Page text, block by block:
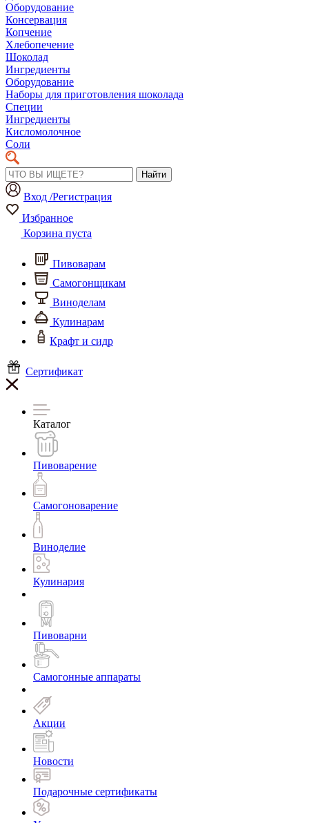
Оборудование
Консервация
Копчение
Хлебопечение
Шоколад
Ингредиенты
Оборудование
Наборы для приготовления шоколада
Специи
Ингредиенты
Кисломолочное
Соли
Найти
Вход /Регистрация
Избранное
Корзина пуста
Пивоварам
Самогонщикам
Виноделам
Кулинарам
Крафт и сидр
Сертификат
Каталог
Пивоварение
Самогоноварение
Виноделие
Кулинария
Пивоварни
Самогонные аппараты
Акции
Новости
Подарочные сертификаты